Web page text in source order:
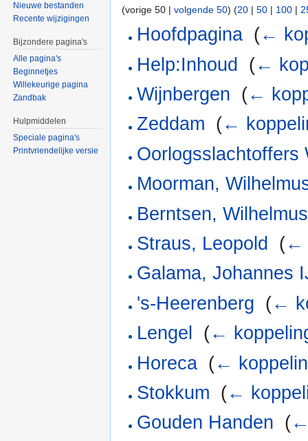
(vorige 50 | volgende 50) (20 | 50 | 100 |
Hoofdpagina (←
Help:Inhoud
(←
Wijnbergen (←
Zeddam (←
Oorlogsslachtoffers
Moorman,
Berntsen,
Straus, Leopold
(←
Galama, Johannes
's-Heerenberg (←
Lengel
(←
Horeca (←
Stokkum (←
Gouden Handen (
Nieuwe bestanden
Recente wijzigingen
Bijzondere pagina's
Alle pagina's
Beginnetjes
Willekeurige pagina
Zandbak
Hulpmiddelen
Speciale pagina's
Printvriendelijke versie